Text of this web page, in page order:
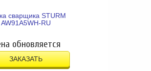
сварщика STURM
AW91A5WH-RU
обновляется
ЗАКАЗАТЬ